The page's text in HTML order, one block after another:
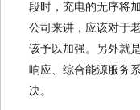
段时，充电的无序将
公司来讲，应该对于
该予以加强。另外就
响应、综合能源服务
决。